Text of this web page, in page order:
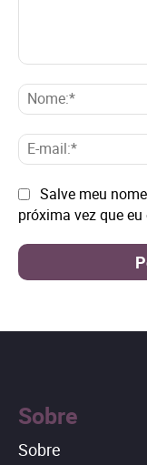
Site: Salve meu
próxima vez que eu
Sobre
Sobre